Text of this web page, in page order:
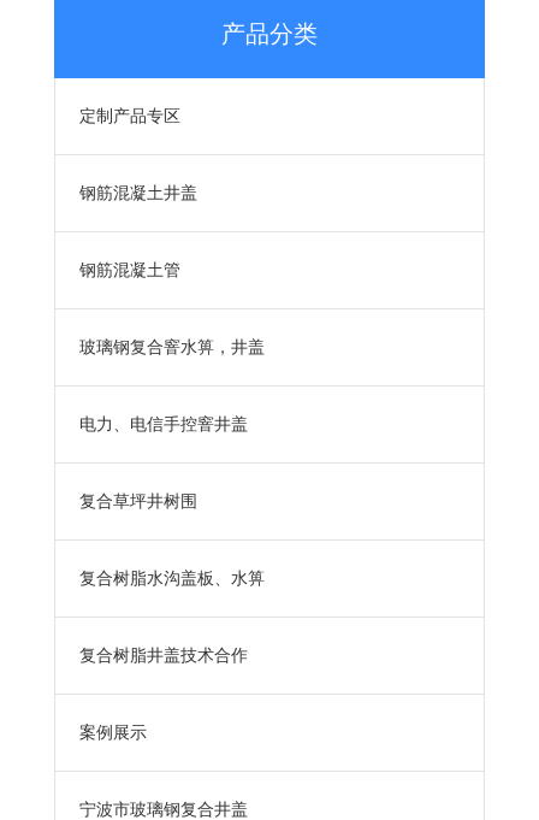
产品分类
定制产品专区
钢筋混凝土井盖
钢筋混凝土管
玻璃钢复合窨水箅，井盖
电力、电信手控窨井盖
复合草坪井树围
复合树脂水沟盖板、水箅
复合树脂井盖技术合作
案例展示
宁波市玻璃钢复合井盖